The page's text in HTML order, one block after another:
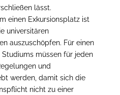
lässt.
einen Exkursionsplatz ist
universitären
auszuschöpfen. Für einen
müssen für jeden
und
werden, damit sich die
nicht zu einer